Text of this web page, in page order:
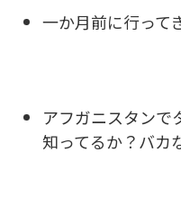
一か月前に行って
アフガニスタンで
知ってるか？バカ